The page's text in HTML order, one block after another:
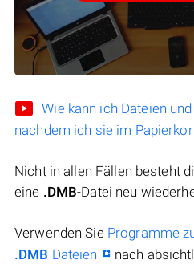
Wie kann ich Dateien
nachdem ich sie im
Nicht in allen Fällen besteht
eine .DMB-Datei neu
Verwenden Sie Programme
.DMB Dateien
nach